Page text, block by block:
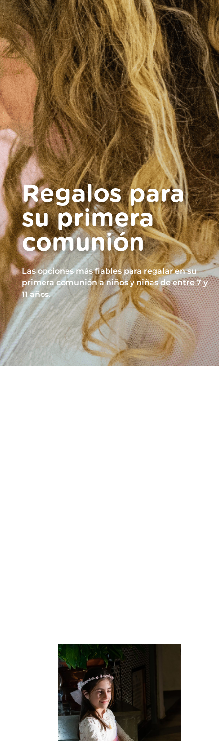
Regalos para
su primera
comunión
Las opciones más fiables para regalar en su
primera comunión a niños y niñas de entre 7 y
11 años.